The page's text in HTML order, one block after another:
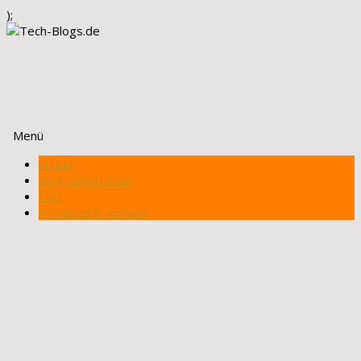
);
Menü
Zum
Inhalt
springen
Artikel
Blog registrieren
FAQ
Produkte & Review